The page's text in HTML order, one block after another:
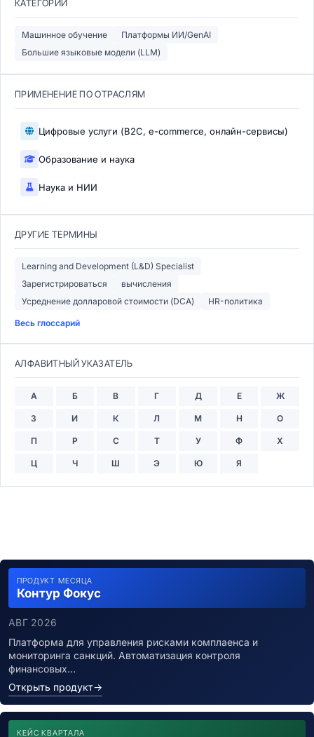
КАТЕГОРИИ
Машинное обучение
Платформы ИИ/GenAI
Большие языковые модели (LLM)
ПРИМЕНЕНИЕ ПО ОТРАСЛЯМ
Цифровые услуги (B2C, e-commerce, онлайн-сервисы)
Образование и наука
Наука и НИИ
ДРУГИЕ ТЕРМИНЫ
Learning and Development (L&D) Specialist
Зарегистрироваться
вычисления
Усреднение долларовой стоимости (DCA)
HR-политика
Весь глоссарий
АЛФАВИТНЫЙ УКАЗАТЕЛЬ
А Б В Г Д Е Ж
З И К Л М Н О
П Р С Т У Ф Х
Ц Ч Ш Э Ю Я
ПРОДУКТ МЕСЯЦА
Контур Фокус
АВГ 2026
Платформа для управления рисками комплаенса и
мониторинга санкций. Автоматизация контроля
финансовых…
Открыть продукт→
КЕЙС КВАРТАЛА